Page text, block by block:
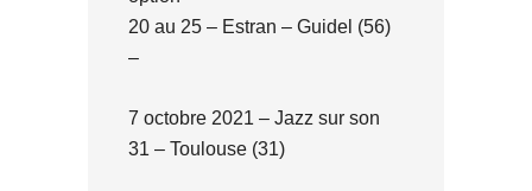
20 au 25 – Estran – Guidel (56)
–
7 octobre 2021 – Jazz sur son
31 – Toulouse (31)